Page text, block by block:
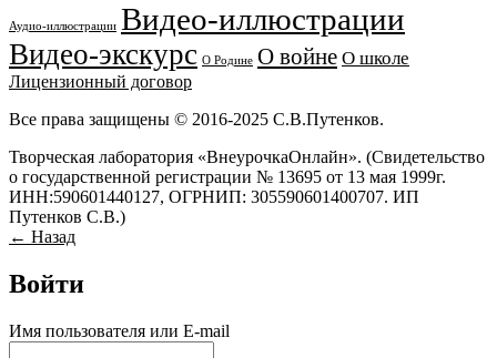
Аудио-иллюстрации Видео-иллюстрации
Видео-экскурс О Родине О войне О школе
Лицензионный договор
Все права защищены © 2016-2025 С.В.Путенков.
Творческая лаборатория «ВнеурочкаОнлайн». (Свидетельство
о государственной регистрации № 13695 от 13 мая 1999г.
ИНН:590601440127, ОГРНИП: 305590601400707. ИП
Путенков С.В.)
← Назад
Войти
Имя пользователя или E-mail